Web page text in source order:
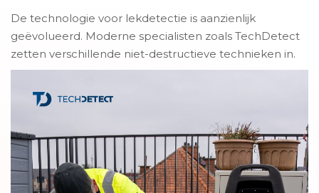
De technologie voor lekdetectie is aanzienlijk
geëvolueerd. Moderne specialisten zoals TechDetect
zetten verschillende niet-destructieve technieken in.